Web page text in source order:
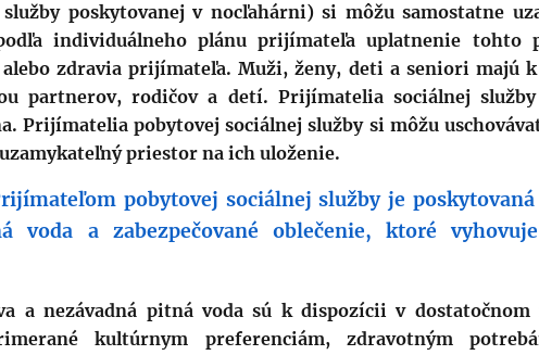
poskytovanej v nocľahárni) si môžu samostatne
individuálneho plánu prijímateľa uplatnenie tohto
zdravia prijímateľa. Muži, ženy, deti a seniori majú
partnerov, rodičov a detí. Prijímatelia sociálnej
Prijímatelia pobytovej sociálnej služby si môžu
priestor na ich uloženie.
pobytovej sociálnej služby je
voda a zabezpečované oblečenie, ktoré
a nezávadná pitná voda sú k dispozícii v dostatočnom
kultúrnym preferenciám, zdravotným